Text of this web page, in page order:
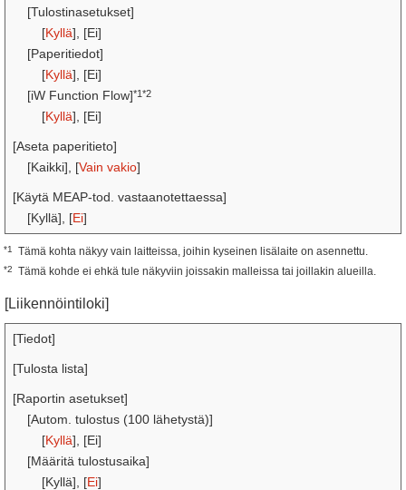
[Tulostinasetukset]
[Kyllä], [Ei]
[Paperitiedot]
[Kyllä], [Ei]
[iW Function Flow]*1*2
[Kyllä], [Ei]
[Aseta paperitieto]
[Kaikki], [Vain vakio]
[Käytä MEAP-tod. vastaanotettaessa]
[Kyllä], [Ei]
*1 Tämä kohta näkyy vain laitteissa, joihin kyseinen lisälaite on asennettu.
*2 Tämä kohde ei ehkä tule näkyviin joissakin malleissa tai joillakin alueilla.
[Liikennöintiloki]
[Tiedot]
[Tulosta lista]
[Raportin asetukset]
[Autom. tulostus (100 lähetystä)]
[Kyllä], [Ei]
[Määritä tulostusaika]
[Kyllä], [Ei]